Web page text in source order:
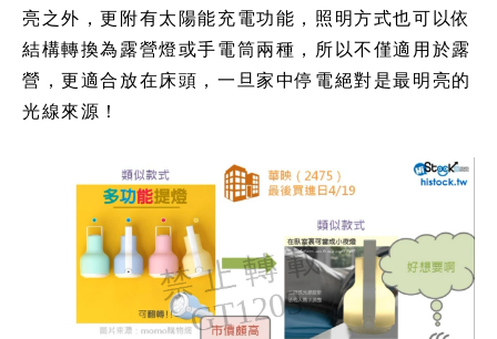
亮之外，更附有太陽能充電功能，照明方式也可以依
結構轉換為露營燈或手電筒兩種，所以不僅適用於露
營，更適合放在床頭，一旦家中停電絕對是最明亮的
光線來源！